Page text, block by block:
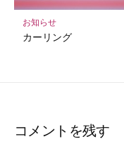
お知らせ
カーリング
コメントを残す